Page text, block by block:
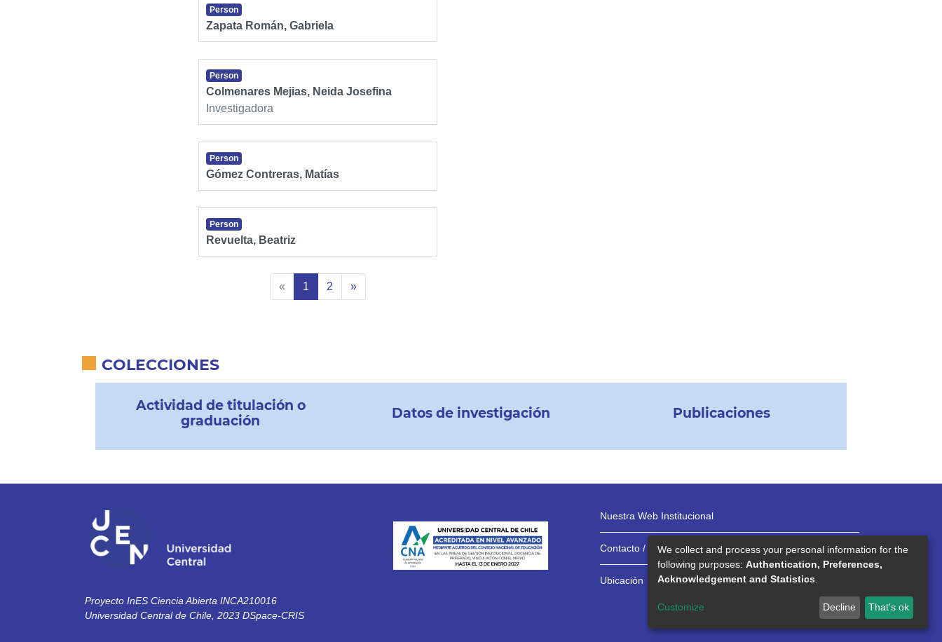
Person
Zapata Román, Gabriela
Person
Colmenares Mejias, Neida Josefina
Investigadora
Person
Gómez Contreras, Matías
Person
Revuelta, Beatriz
« 1 (current)
2 »
COLECCIONES
Actividad de titulación o
graduación
Datos de investigación Publicaciones
Proyecto InES Ciencia Abierta INCA210016
Universidad Central de Chile, 2023 DSpace-CRIS
Nuestra Web Institucional
Contacto / Teléfonos
Ubicación
We collect and process your personal information for the
following purposes: Authentication, Preferences,
Acknowledgement and Statistics
Customize Decline That's ok